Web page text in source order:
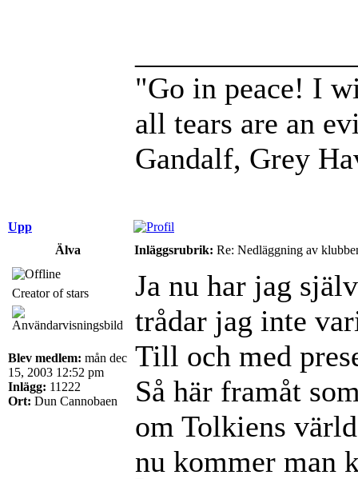
"Go in peace! I
all tears are an
Gandalf, Grey
Upp
Älva
Inläggsrubrik: Re: Nedläggning av
Creator of stars
Blev medlem: mån dec
15, 2003 12:52 pm
Inlägg: 11222
Ort: Dun Cannobaen
Ja nu har jag
trådar jag inte
Till och med
Så här framåt
om Tolkiens
nu kommer man